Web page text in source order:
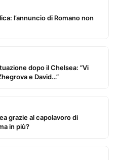
l’annuncio di Romano non
dopo il Chelsea: “Vi
e David…”
grazie al capolavoro di
in più?